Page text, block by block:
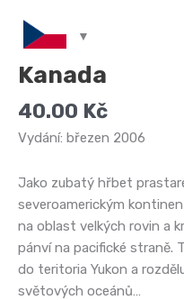
Kanada
40.00 Kč
Vydání: březen 2006
Jako zubatý hřbet
severoamerickým
na oblast velkých rovin a
pánví na pacifické straně.
do teritoria Yukon a
světových oceánů…